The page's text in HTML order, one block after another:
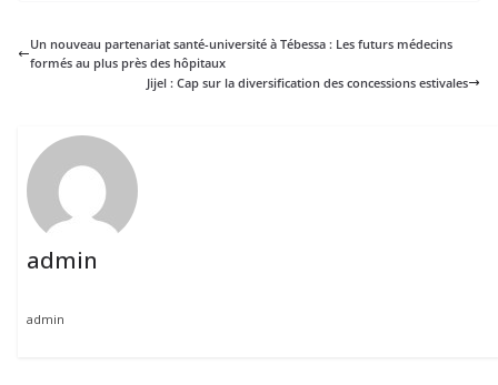
Un nouveau partenariat santé-université à Tébessa : Les futurs médecins
formés au plus près des hôpitaux
Jijel : Cap sur la diversification des concessions estivales
admin
admin